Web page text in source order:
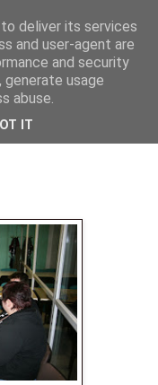
deliver its services
and user-agent are
and security
usage
abuse.
IT